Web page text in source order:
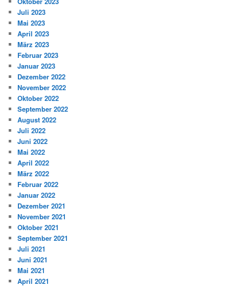
Juli 2023
Mai 2023
April 2023
März 2023
Februar 2023
Januar 2023
Dezember 2022
November 2022
Oktober 2022
September 2022
August 2022
Juli 2022
Juni 2022
Mai 2022
April 2022
März 2022
Februar 2022
Januar 2022
Dezember 2021
November 2021
Oktober 2021
September 2021
Juli 2021
Juni 2021
Mai 2021
April 2021